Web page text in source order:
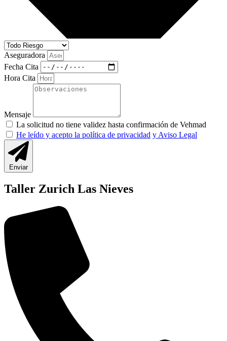
Aseguradora
Fecha Cita
Hora Cita
Mensaje
La solicitud no tiene validez hasta confirmación de Vehmad
He leído y acepto la política de privacidad y Aviso Legal
Enviar
Taller Zurich Las Nieves